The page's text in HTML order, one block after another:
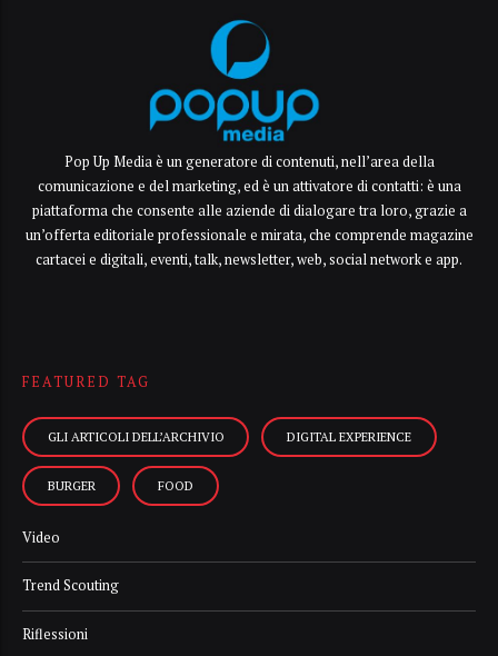
Pop Up Media è un generatore di contenuti, nell’area della
comunicazione e del marketing, ed è un attivatore di contatti: è una
piattaforma che consente alle aziende di dialogare tra loro, grazie a
un’offerta editoriale professionale e mirata, che comprende magazine
cartacei e digitali, eventi, talk, newsletter, web, social network e app.
FEATURED TAG
GLI ARTICOLI DELL’ARCHIVIO DIGITAL EXPERIENCE
BURGER FOOD
Video
Trend Scouting
Riflessioni